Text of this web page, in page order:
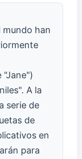
mundo han
"Jane")
A la
serie de
de
en
para